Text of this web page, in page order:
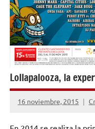
Lollapalooza, la
16 noviembre, 2015
No